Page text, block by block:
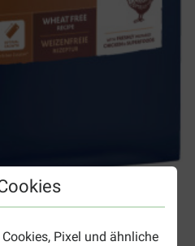
Pixel und ähnliche